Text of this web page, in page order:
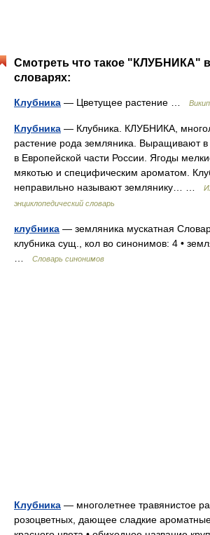
Смотреть что такое "КЛУБНИКА"
словарях:
Клубника — Цветущее растение …
Клубника — Клубника. КЛУБНИКА,
растение рода земляника. Выращивают
в Европейской части России. Ягоды
мякотью и специфическим ароматом.
неправильно называют землянику… …
энциклопедический словарь
клубника — земляника мускатная
клубника сущ., кол во синонимов: 4 •
Словарь синонимов
Клубника — многолетнее травянистое
розоцветных, дающее сладкие